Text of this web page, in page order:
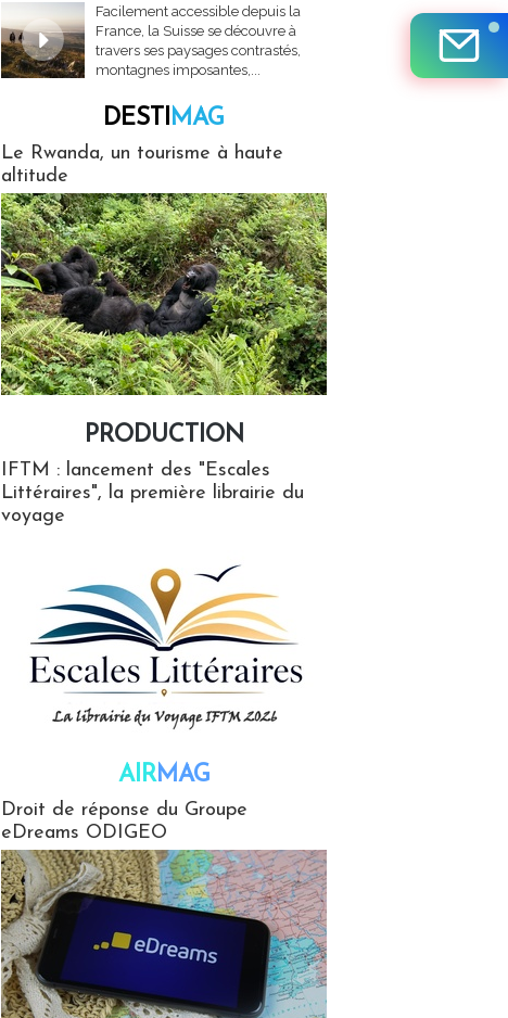
Facilement accessible depuis la
France, la Suisse se découvre à
travers ses paysages contrastés,
montagnes imposantes,...
DESTIMAG
Le Rwanda, un tourisme à haute
altitude
PRODUCTION
IFTM : lancement des "Escales
Littéraires", la première librairie du
voyage
AIRMAG
Droit de réponse du Groupe
eDreams ODIGEO